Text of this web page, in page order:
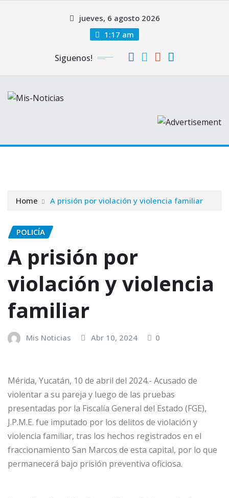
jueves, 6 agosto 2026
1:17 am
Siguenos!
Home A prisión por violación y violencia familiar
POLICÍA
A prisión por
violación y violencia
familiar
Mis Noticias Abr 10, 2024 0
Mérida, Yucatán, 10 de abril del 2024.- Acusado de
violentar a su pareja y luego de las pruebas
presentadas por la Fiscalía General del Estado (FGE),
J.P.M.E. fue imputado por los delitos de violación y
violencia familiar, tras los hechos registrados en el
fraccionamiento San Marcos de esta capital, por lo que
permanecerá bajo prisión preventiva oficiosa.